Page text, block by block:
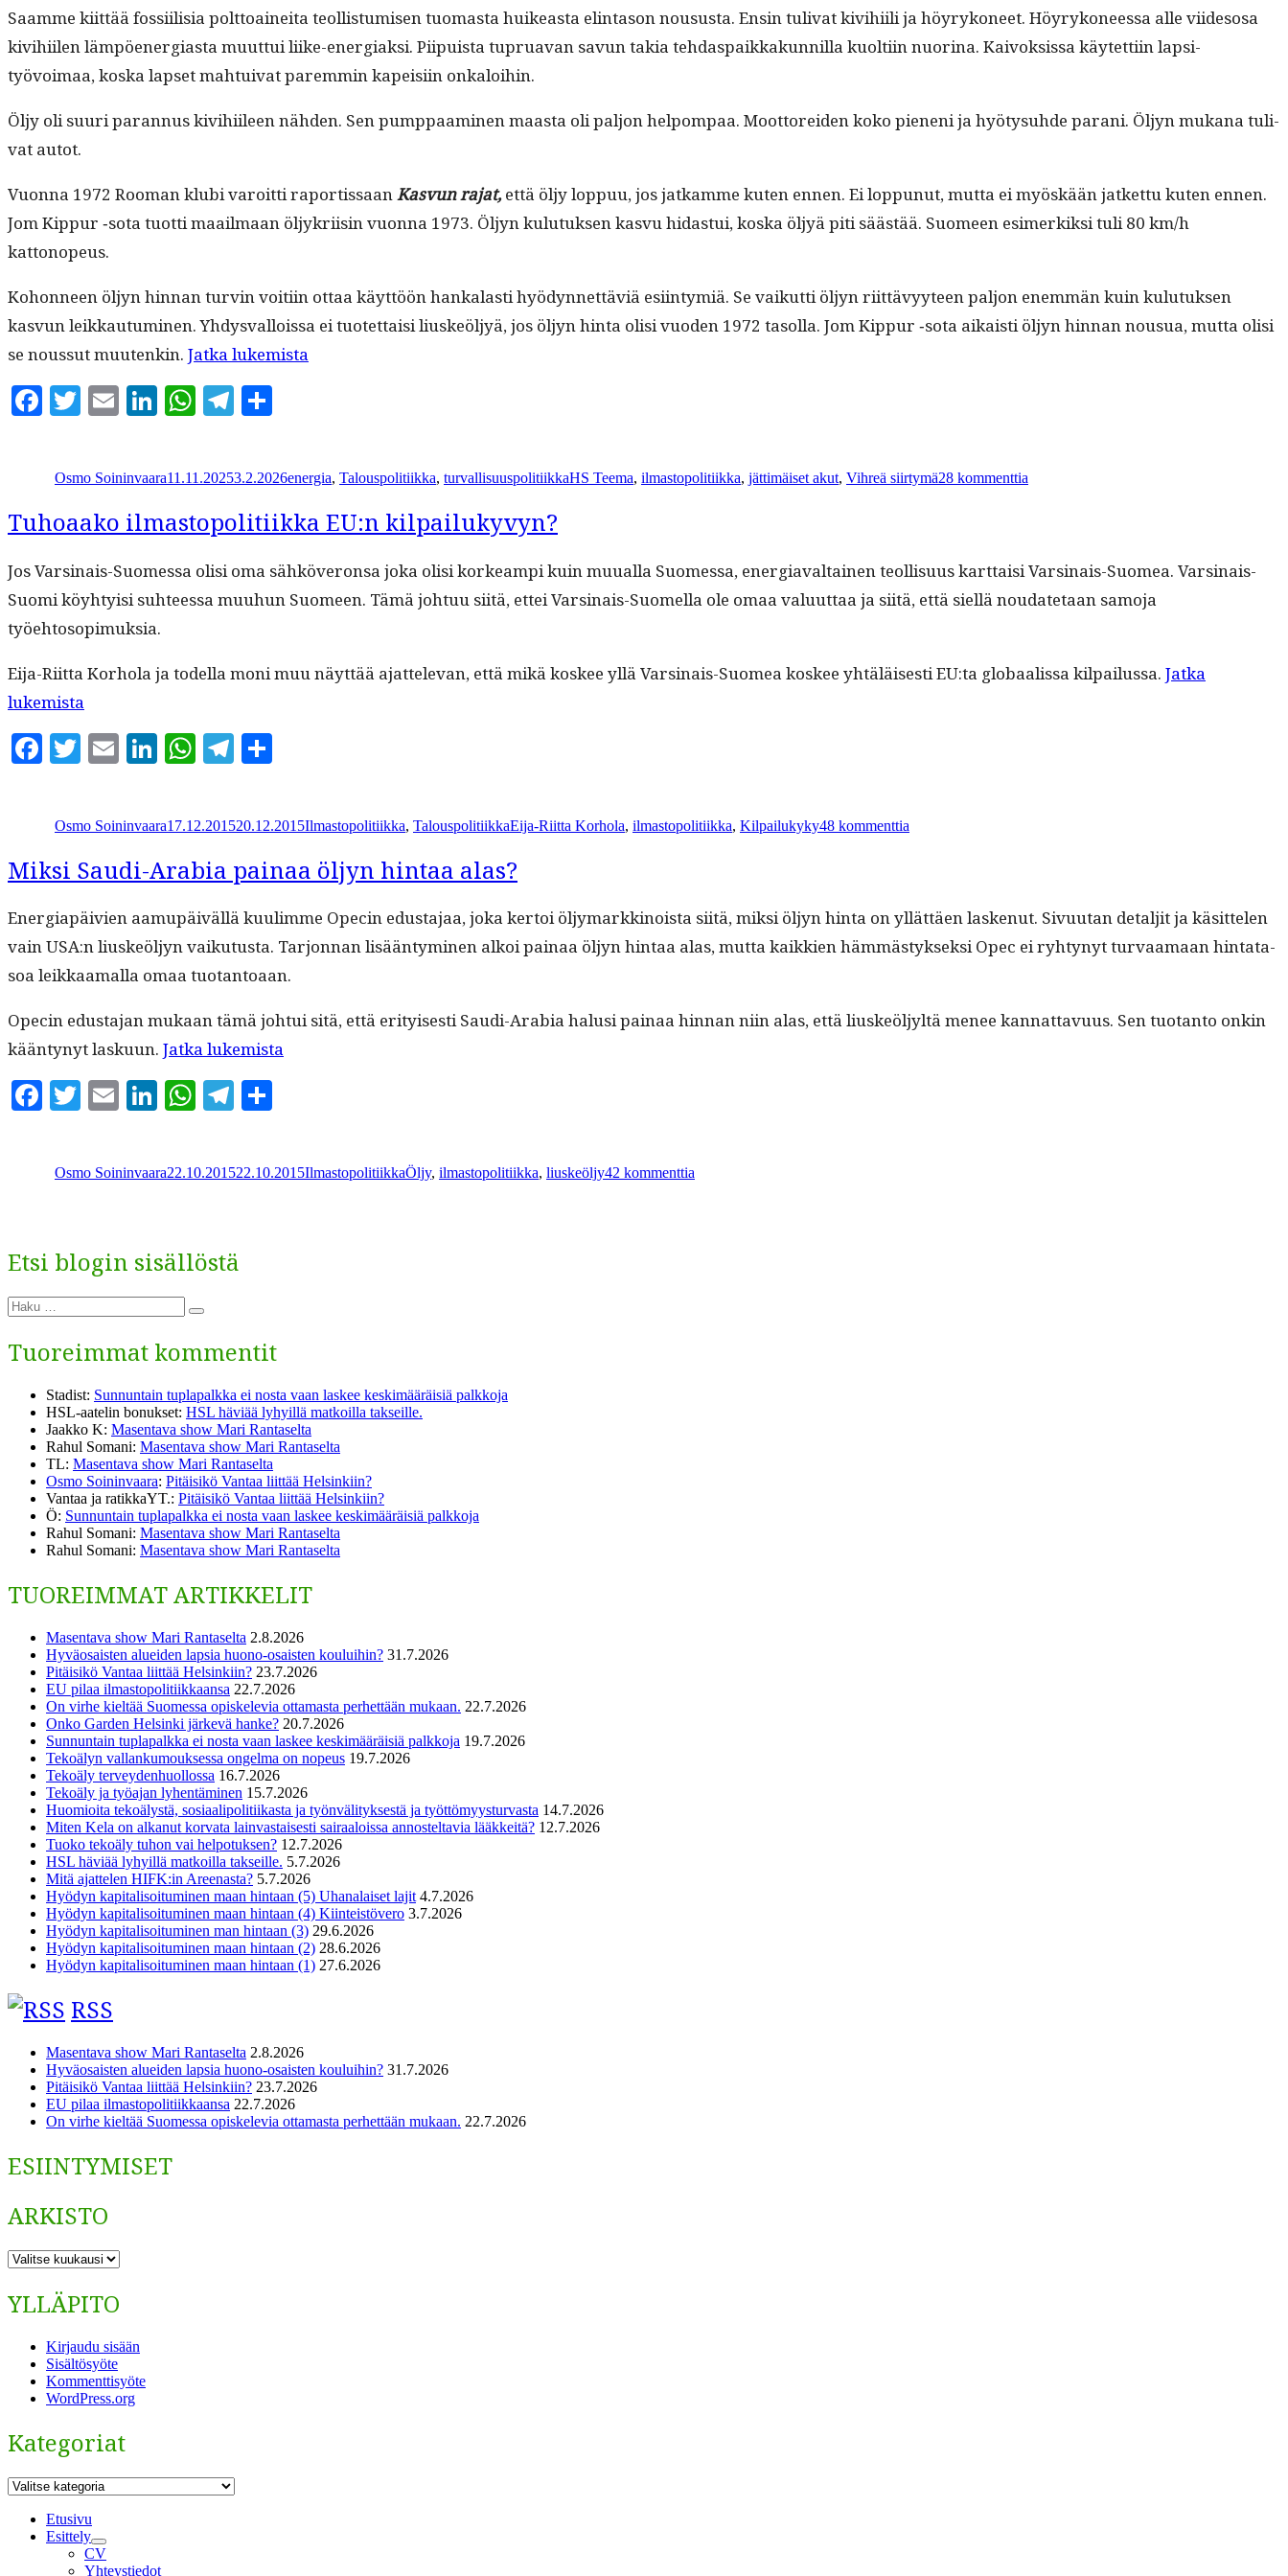
Saamme kiit­tää fos­si­il­isia polt­toainei­ta teol­lis­tu­misen tuo­mas­ta huikeas­ta elin­ta­son nousus­ta. Ensin tuli­vat kivi­hi­ili ja höyrykoneet. Höyrykoneessa alle viides­osa
kivi­hi­ilen läm­pöen­er­gias­ta muut­tui liike-ener­giak­si. Piipuista tupru­a­van savun takia tehda­s­paikkakun­nil­la kuolti­in nuo­ri­na. Kai­vok­sis­sa käytet­ti­in lap­si­
työvoimaa, kos­ka lapset mah­tu­i­v­at parem­min kapeisi­in onkaloihin.
Öljy oli suuri paran­nus kivi­hi­ileen näh­den. Sen pump­paami­nen maas­ta oli paljon helpom­paa. Moot­tor­ei­den koko pieneni ja hyö­ty­suhde parani. Öljyn mukana tuli­
vat autot.
Vuon­na 1972 Rooman klu­bi varoit­ti rapor­tis­saanKasvun rajat,että öljy lop­puu, jos jatkamme kuten ennen. Ei lop­punut, mut­ta ei myöskään jatket­tu kuten ennen.
Jom Kip­pur ‑sota tuot­ti maail­maan öljykri­isin vuon­na 1973. Öljyn kulu­tuk­sen kasvu hidas­tui, kos­ka öljyä piti säästää. Suomeen esimerkik­si tuli 80 km/h
kattonopeus.
Kohon­neen öljyn hin­nan turvin voiti­in ottaa käyt­töön han­kalasti hyö­dyn­net­täviä esi­in­tymiä. Se vaikut­ti öljyn riit­tävyy­teen paljon enem­män kuin kulu­tuk­sen
kasvun leikkau­tu­mi­nen. Yhdys­val­lois­sa ei tuotet­taisi liuskeöljyä, jos öljyn hin­ta olisi vuo­den 1972 tasol­la. Jom Kip­pur ‑sota aikaisti öljyn hin­nan nousua, mut­ta olisi
se nous­sut muutenkin. Jat­ka lukemista
Facebook
TwitterEmailLinkedIn
WhatsApp
Telegram
Osmo Soininvaara11.11.20253.2.2026energia, Talouspolitiikka, turvallisuuspolitiikkaHS Teema, ilmastopolitiikka, jättimäiset akut, Vihreä siirtymä28 kommenttia
Tuhoaako ilmastopolitiikka EU:n kilpailukyvyn?
Jos Varsi­nais-Suomes­sa olisi oma sähköveron­sa joka olisi korkeampi kuin muual­la Suomes­sa, ener­giaval­tainen teol­lisu­us kart­taisi Varsi­nais-Suomea. Varsi­nais-
Suo­mi köy­hty­isi suh­teessa muuhun Suomeen. Tämä johtuu siitä, ettei Varsi­nais-Suomel­la ole omaa val­u­ut­taa ja siitä, että siel­lä nou­date­taan samo­ja
työehtosopimuksia.
Eija-Riit­ta Korho­la ja todel­la moni muu näyt­tää ajat­tel­e­van, että mikä kos­kee yllä Varsi­nais-Suomea kos­kee yhtäläis­es­ti EU:ta globaalis­sa kil­pailus­sa. Jat­ka
lukemista
ilmastopoli­
ti­
ka
kilpailukyvyn?”
Facebook
Twitter
EmailLinkedIn
WhatsApp
Telegram
Osmo Soininvaara17.12.201520.12.2015Ilmastopolitiikka, TalouspolitiikkaEija-Riitta Korhola, ilmastopolitiikka, Kilpailukyky48 kommenttia
Miksi Saudi-Arabia painaa öljyn hintaa alas?
Ener­giapäivien aamupäiväl­lä kuulimme Opecin edus­ta­jaa, joka ker­toi öljy­markki­noista siitä, mik­si öljyn hin­ta on yllät­täen laskenut. Sivu­u­tan detaljit ja käsit­te­len
vain USA:n liuskeöljyn vaiku­tus­ta. Tar­jon­nan lisään­tymi­nen alkoi painaa öljyn hin­taa alas, mut­ta kaikkien häm­mästyk­sek­si Opec ei ryhtynyt tur­vaa­maan hin­tata­
soa leikkaa­mal­la omaa tuotantoaan.
Opecin edus­ta­jan mukaan tämä joh­tui sitä, että eri­tyis­es­ti Sau­di-Ara­bia halusi painaa hin­nan niin alas, että liuskeöljyltä menee kan­nat­tavu­us. Sen tuotan­to onkin
kään­tynyt lasku­un. Jat­ka lukemista
Ara­
Facebook
Twitter
EmailLinkedIn
WhatsApp
Telegram
Osmo Soininvaara22.10.201522.10.2015IlmastopolitiikkaÖljy, ilmastopolitiikka, liuskeöljy42 kommenttiaSaudi-
Etsi blogin sisällöstä
Etsi:
Haku
Tuoreimmat kommentit
Stadist: Sunnuntain tuplapalkka ei nosta vaan laskee keskimääräisiä palkkoja
HSL-aatelin bonukset: HSL häviää lyhyillä matkoilla takseille.
Jaakko K: Masentava show Mari Rantaselta
Rahul Somani: Masentava show Mari Rantaselta
TL: Masentava show Mari Rantaselta
Osmo Soininvaara: Pitäisikö Vantaa liittää Helsinkiin?
Vantaa ja ratikkaYT.: Pitäisikö Vantaa liittää Helsinkiin?
Ö: Sunnuntain tuplapalkka ei nosta vaan laskee keskimääräisiä palkkoja
Rahul Somani: Masentava show Mari Rantaselta
Rahul Somani: Masentava show Mari Rantaselta
TUOREIMMAT ARTIKKELIT
Masentava show Mari Rantaselta 2.8.2026
Hyväosaisten alueiden lapsia huono-osaisten kouluihin? 31.7.2026
Pitäisikö Vantaa liittää Helsinkiin? 23.7.2026
EU pilaa ilmastopolitiikkaansa 22.7.2026
On virhe kieltää Suomessa opiskelevia ottamasta perhettään mukaan. 22.7.2026
Onko Garden Helsinki järkevä hanke? 20.7.2026
Sunnuntain tuplapalkka ei nosta vaan laskee keskimääräisiä palkkoja 19.7.2026
Tekoälyn vallankumouksessa ongelma on nopeus 19.7.2026
Tekoäly terveydenhuollossa 16.7.2026
Tekoäly ja työajan lyhentäminen 15.7.2026
Huomioita tekoälystä, sosiaalipolitiikasta ja työnvälityksestä ja työttömyysturvasta 14.7.2026
Miten Kela on alkanut korvata lainvastaisesti sairaaloissa annosteltavia lääkkeitä? 12.7.2026
Tuoko tekoäly tuhon vai helpotuksen? 12.7.2026
HSL häviää lyhyillä matkoilla takseille. 5.7.2026
Mitä ajattelen HIFK:in Areenasta? 5.7.2026
Hyödyn kapitalisoituminen maan hintaan (5) Uhanalaiset lajit 4.7.2026
Hyödyn kapitalisoituminen maan hintaan (4) Kiinteistövero 3.7.2026
Hyödyn kapitalisoituminen man hintaan (3) 29.6.2026
Hyödyn kapitalisoituminen maan hintaan (2) 28.6.2026
Hyödyn kapitalisoituminen maan hintaan (1) 27.6.2026
RSS
Masentava show Mari Rantaselta 2.8.2026
Hyväosaisten alueiden lapsia huono-osaisten kouluihin? 31.7.2026
Pitäisikö Vantaa liittää Helsinkiin? 23.7.2026
EU pilaa ilmastopolitiikkaansa 22.7.2026
On virhe kieltää Suomessa opiskelevia ottamasta perhettään mukaan. 22.7.2026
ESIINTYMISET
ARKISTO
ARKISTO
YLLÄPITO
Kirjaudu sisään
Sisältösyöte
Kommenttisyöte
WordPress.org
Kategoriat
Kategoriat
Etusivu
Esittely
näytä
alavalikko
CV
Yhteystiedot